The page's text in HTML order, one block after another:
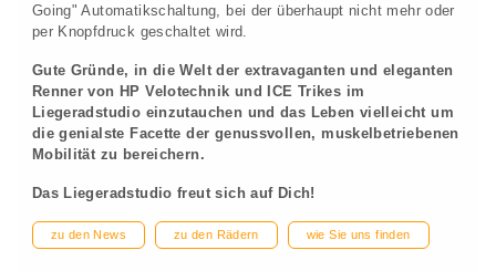
Going" Automatikschaltung, bei der überhaupt nicht mehr oder
per Knopfdruck geschaltet wird.
Gute Gründe, in die Welt der extravaganten und eleganten
Renner von HP Velotechnik und ICE Trikes im
Liegeradstudio einzutauchen und das Leben vielleicht um
die genialste Facette der genussvollen, muskelbetriebenen
Mobilität zu bereichern.
Das Liegeradstudio freut sich auf Dich!
zu den News zu den Rädern wie Sie uns finden